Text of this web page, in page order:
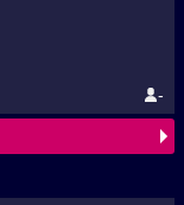
-